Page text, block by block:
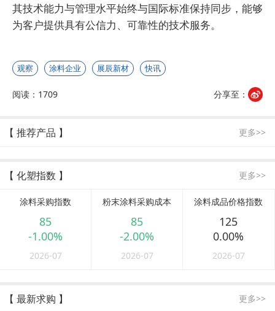
其技术能力与管理水平始终与国际标准保持同步，能够
为客户提供具有公信力、可靠性的技术服务。
观察 涂料企业 展辰新材 快讯
阅读：1709 分享至：
【 推荐产品 】 更多>>
【 化塑指数 】 更多>>
涂料采购指数
85
-1.00%
2026-07
粉末涂料采购成本
85
-2.00%
2026-07
涂料成品价格指数
125
0.00%
2026-07
【 最新求购 】 更多>>